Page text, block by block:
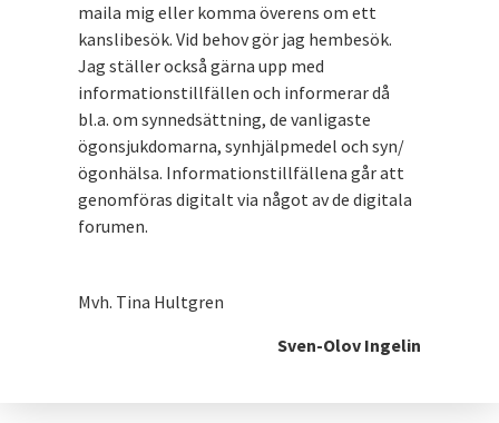
maila mig eller komma överens om ett
kanslibesök. Vid behov gör jag hembesök.
Jag ställer också gärna upp med
informationstillfällen och informerar då
bl.a. om synnedsättning, de vanligaste
ögonsjukdomarna, synhjälpmedel och syn/
ögonhälsa. Informationstillfällena går att
genomföras digitalt via något av de digitala
forumen.
Mvh. Tina Hultgren
Sven-Olov Ingelin